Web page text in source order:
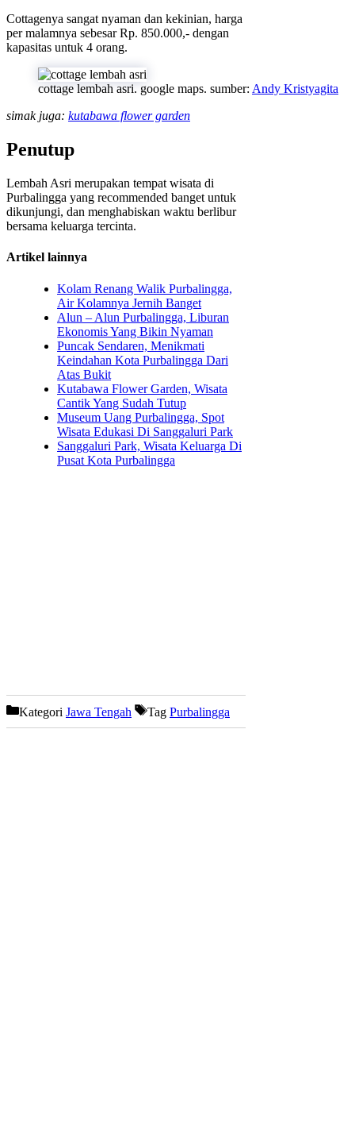
Cottagenya sangat nyaman dan kekinian, harga
per malamnya sebesar Rp. 850.000,- dengan
kapasitas untuk 4 orang.
cottage lembah asri. google maps. sumber: Andy Kristyagita
simak juga: kutabawa flower garden
Penutup
Lembah Asri merupakan tempat wisata di
Purbalingga yang recommended banget untuk
dikunjungi, dan menghabiskan waktu berlibur
bersama keluarga tercinta.
Artikel lainnya
Kolam Renang Walik Purbalingga,
Air Kolamnya Jernih Banget
Alun – Alun Purbalingga, Liburan
Ekonomis Yang Bikin Nyaman
Puncak Sendaren, Menikmati
Keindahan Kota Purbalingga Dari
Atas Bukit
Kutabawa Flower Garden, Wisata
Cantik Yang Sudah Tutup
Museum Uang Purbalingga, Spot
Wisata Edukasi Di Sanggaluri Park
Sanggaluri Park, Wisata Keluarga Di
Pusat Kota Purbalingga
Kategori Jawa Tengah Tag Purbalingga